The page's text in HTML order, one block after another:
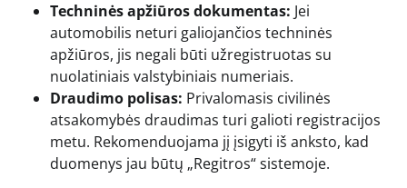
Techninės apžiūros dokumentas: Jei
automobilis neturi galiojančios techninės
apžiūros, jis negali būti užregistruotas su
nuolatiniais valstybiniais numeriais.
Draudimo polisas: Privalomasis civilinės
atsakomybės draudimas turi galioti registracijos
metu. Rekomenduojama jį įsigyti iš anksto, kad
duomenys jau būtų „Regitros“ sistemoje.